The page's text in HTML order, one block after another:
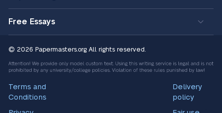
Free Essays
© 2026 Papermasters.org All rights reserved.
Terms and
Conditions
Delivery
policy